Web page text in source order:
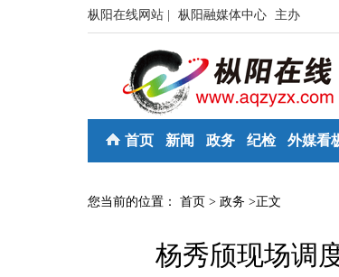
枞阳在线网站 | 枞阳融媒体中心 主办
首页 新闻 政务 纪检 外媒看
您当前的位置： 首页 > 政务 >正文
杨秀颀现场调